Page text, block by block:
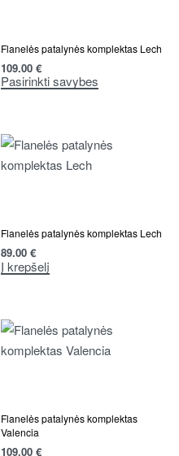
Flanelės patalynės komplektas Lech
109.00 €
Pasirinkti savybes
Flanelės patalynės komplektas Lech
89.00 €
Į krepšelį
Flanelės patalynės komplektas
Valencia
109.00 €